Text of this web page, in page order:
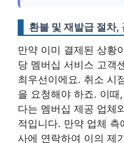
환불 및 재발급 절차,
만약 이미 결제된 상황
당 멤버십 서비스 고객
최우선이에요. 취소 시
을 요청해야 하죠. 이
다는 멤버십 제공 업체
적입니다. 만약 업체
사에 연락하여 이의 제